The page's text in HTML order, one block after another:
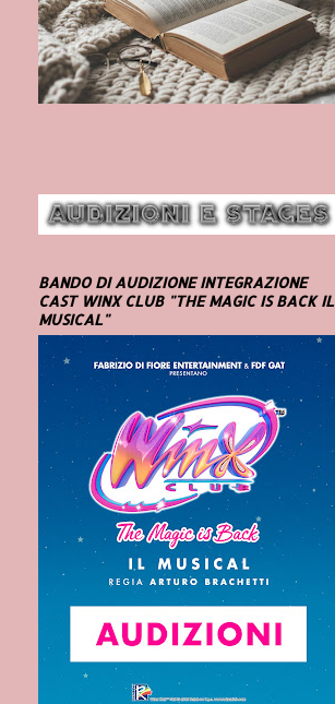
BANDO DI AUDIZIONE INTEGRAZIONE
CAST WINX CLUB "THE MAGIC IS BACK IL
MUSICAL"